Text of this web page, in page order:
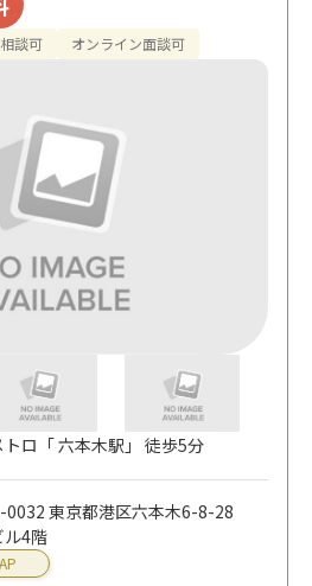
談可 オンライン面談可
ロ「 六本木駅」 徒歩5分
0032 東京都港区六本木6-8-28
ル4階